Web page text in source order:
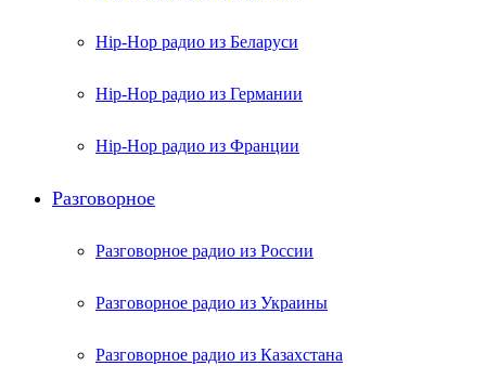
Hip-Hop радио из Беларуси
Hip-Hop радио из Германии
Hip-Hop радио из Франции
Разговорное
Разговорное радио из России
Разговорное радио из Украины
Разговорное радио из Казахстана